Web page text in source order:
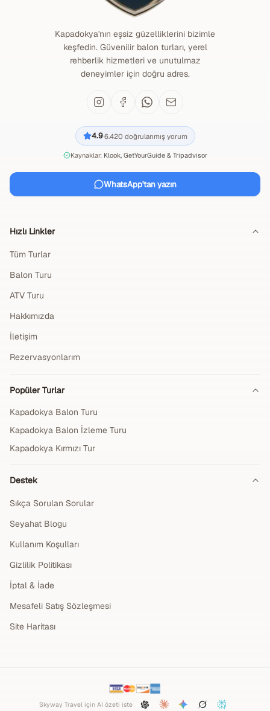
Kapadokya'nın eşsiz güzelliklerini bizimle
keşfedin. Güvenilir balon turları, yerel
rehberlik hizmetleri ve unutulmaz
deneyimler için doğru adres.
4.9·6.420 doğrulanmış yorum
Kaynaklar: Klook, GetYourGuide & Tripadvisor
WhatsApp'tan yazın
Hızlı Linkler
Tüm Turlar
Balon Turu
ATV Turu
Hakkımızda
İletişim
Rezervasyonlarım
Popüler Turlar
Kapadokya Balon Turu
Kapadokya Balon İzleme Turu
Kapadokya Kırmızı Tur
Destek
Sıkça Sorulan Sorular
Seyahat Blogu
Kullanım Koşulları
Gizlilik Politikası
İptal & İade
Mesafeli Satış Sözleşmesi
Site Haritası
Skyway Travel için AI özeti iste